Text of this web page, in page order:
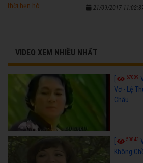
21/09/2017
VIDEO XEM NHIỀU NHẤT
[ 67089
Vơ - Lệ
Châu
50843
Không